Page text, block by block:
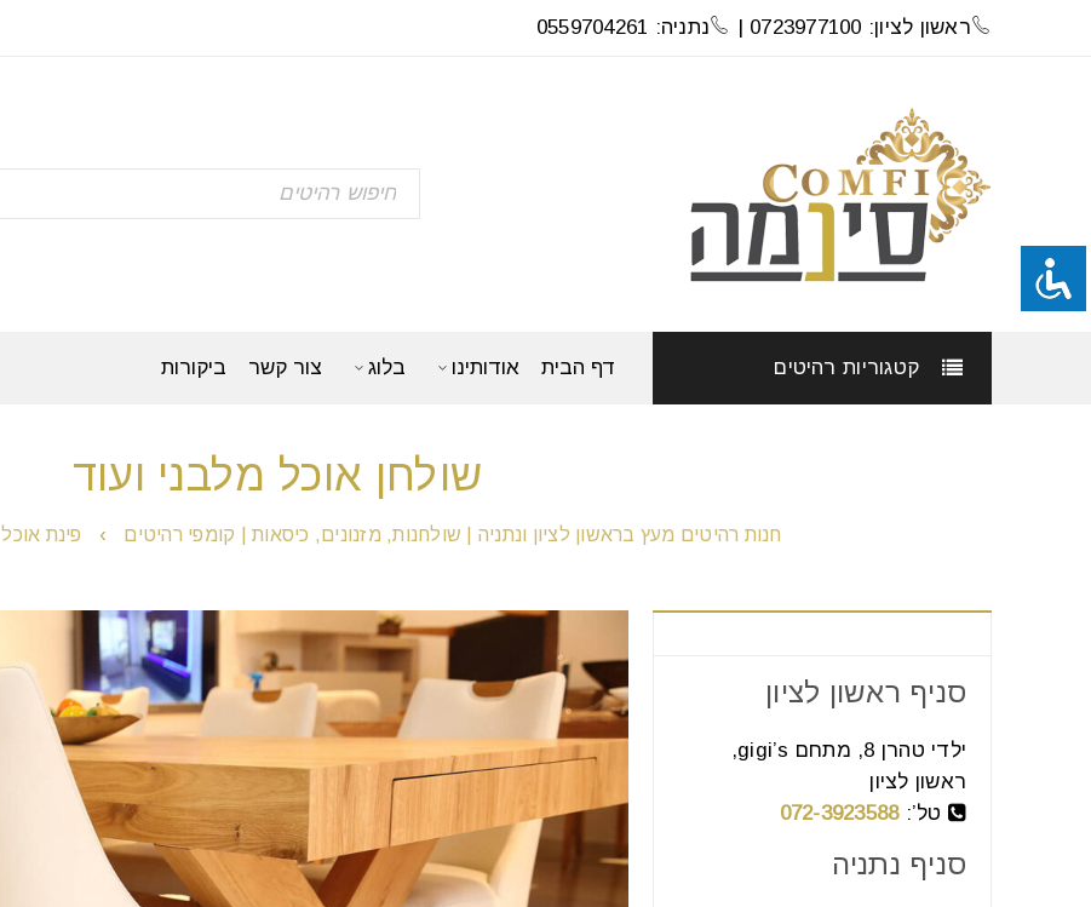
ראשון לציון: 0723977100 | נתניה: 0559704261
קטגוריות רהיטים דף הבית אודותינו בלוג צור קשר ביקורות
שולחן אוכל מלבני ועוד
חנות רהיטים מעץ בראשון לציון ונתניה | שולחנות, מזנונים, כיסאות | קומפי רהיטים › פינת אוכל
סניף ראשון לציון
ילדי טהרן 8, מתחם gigi’s,
ראשון לציון
טל’:072-3923588
סניף נתניה